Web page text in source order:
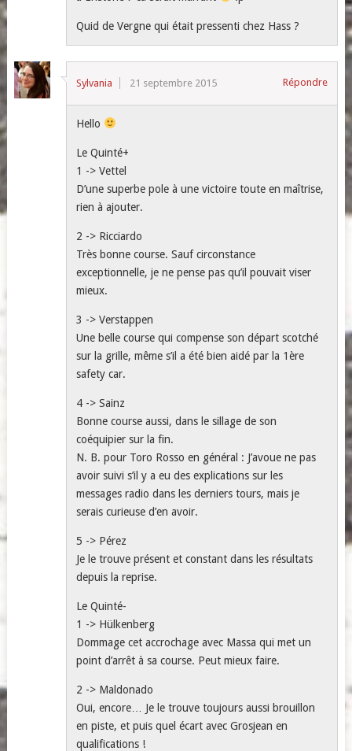
Quid de Vergne qui était pressenti chez Hass ?
Sylvania 21 septembre 2015 Répondre
Hello
Le Quinté+
1 -> Vettel
D’une superbe pole à une victoire toute en maîtrise,
rien à ajouter.
2 -> Ricciardo
Très bonne course. Sauf circonstance
exceptionnelle, je ne pense pas qu’il pouvait viser
mieux.
3 -> Verstappen
Une belle course qui compense son départ scotché
sur la grille, même s’il a été bien aidé par la 1ère
safety car.
4 -> Sainz
Bonne course aussi, dans le sillage de son
coéquipier sur la fin.
N. B. pour Toro Rosso en général : J’avoue ne pas
avoir suivi s’il y a eu des explications sur les
messages radio dans les derniers tours, mais je
serais curieuse d’en avoir.
5 -> Pérez
Je le trouve présent et constant dans les résultats
depuis la reprise.
Le Quinté-
1 -> Hülkenberg
Dommage cet accrochage avec Massa qui met un
point d’arrêt à sa course. Peut mieux faire.
2 -> Maldonado
Oui, encore… Je le trouve toujours aussi brouillon
en piste, et puis quel écart avec Grosjean en
qualifications !